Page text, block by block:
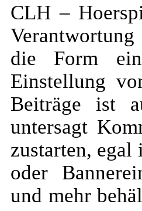
CLH –
die Form
Einstellung
Beiträge ist
untersagt
zustarten,
oder
und mehr